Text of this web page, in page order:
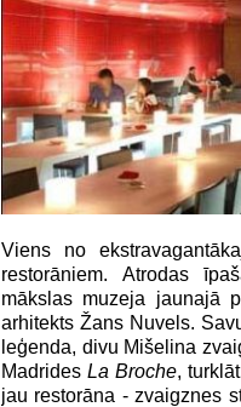
Viens no
restorāniem. Atrodas
mākslas muzeja jaunajā
arhitekts Žans Nuvels.
leģenda, divu Mišelina
Madrides La Broche,
jau restorāna - zvaigznes